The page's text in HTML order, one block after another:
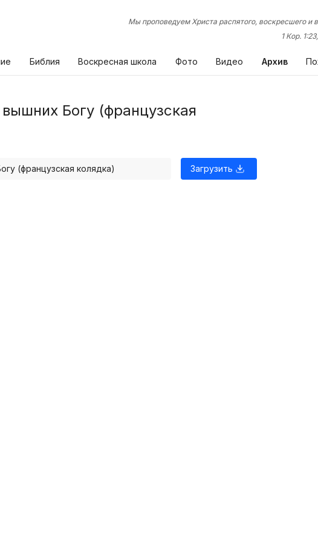
Мы проповедуем Христа распятого, воскресшего и
1 Кор.
Библия Воскресная школа Фото Видео Архив
Богу (французская
Загрузить
(французская колядка)